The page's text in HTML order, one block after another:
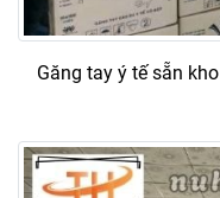
Găng tay ý tế sẵn kho